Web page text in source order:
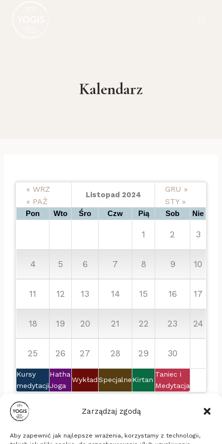
Zarządzaj zgodą
Aby zapewnić jak najlepsze wrażenia, korzystamy z technologii,
Kalendarz
« WRZ
« PAŹ
Listopad 2024
GRU »
STY »
Pon Wto Śro Czw Pią Sob Nie
1 2 3
4 5 6 7 8 9 10
11 12 13 14 15 16 17
18 19 20 21 22 23 24
25 26 27 28 29 30
Kursy
medytacji
Hatha
Joga
WykładSpecjalneKirtan
Taniec i
Medytacja